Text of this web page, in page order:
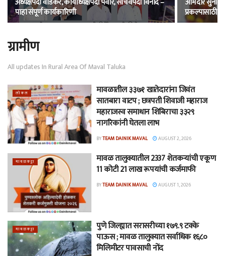
पाहा संपूर्ण कार्यकारिणी
प्रकल्पासाठी
ग्रामीण
All updates In Rural Area Of ​​Maval Taluka
लोकल
मावळातील ३३७१ खातेदारांना जिवंत
सातबारा वाटप ; छत्रपती शिवाजी महाराज
महाराजस्व समाधान शिबिराचा ३३२९
नागरिकांनी घेतला लाभ
BYTEAM DAINIK MAVAL AUGUST 2, 2026
मावळकट्टा
मावळ तालुक्यातील 2337 शेतकऱ्यांची एकूण
11 कोटी 21 लाख रूपयांची कर्जमाफी
BYTEAM DAINIK MAVAL AUGUST 1, 2026
मावळकट्टा
पुणे जिल्ह्यात सरासरीच्या १७९.९ टक्के
पाऊस ; मावळ तालुक्यात सर्वाधिक १६८०
मिलिमीटर पावसाची नोंद